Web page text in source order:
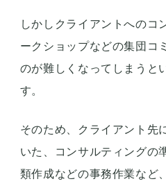
しかしクライアントへのコ
ークショップなどの集団コ
のが難しくなってしまうと
す。
そのため、クライアント先
いた、コンサルティングの
類作成などの事務作業など